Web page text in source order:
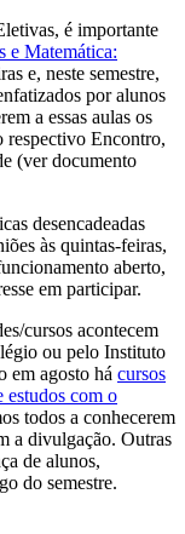
é importante
e Matemática:
e, neste semestre,
por alunos
a essas aulas os
respectivo Encontro,
(ver documento
desencadeadas
às quintas-feiras,
aberto,
em participar.
cursos acontecem
ou pelo Instituto
em agosto há cursos
estudos com o
todos a conhecerem
a divulgação. Outras
de alunos,
do semestre.